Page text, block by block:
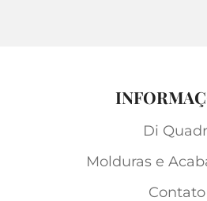
Di
Molduras e
Contato